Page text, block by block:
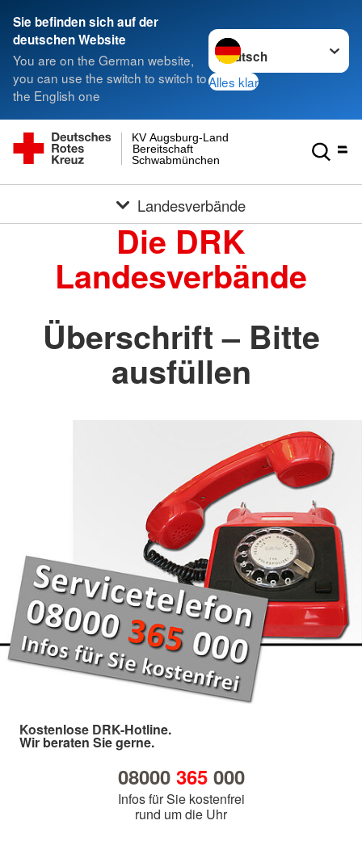
Sie befinden sich auf der
deutschen Website
You are on the German website,
you can use the switch to switch to
the English one
Sprache wechseln zu
Alles klar
Schwabmünchen
Bereitschaft
KV Augsburg-Land
Landesverbände
Die DRK
Landesverbände
Überschrift – Bitte
ausfüllen
Kostenlose DRK-Hotline.
Wir beraten Sie gerne.
08000 365000
Infos für Sie kostenfrei
rund um die Uhr